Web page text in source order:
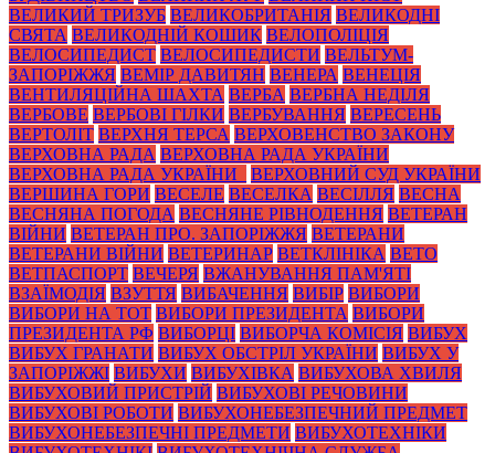
ВЕЛИКИЙ ТРИЗУБ ВЕЛИКОБРИТАНІЯ ВЕЛИКОДНІ
СВЯТА ВЕЛИКОДНІЙ КОШИК ВЕЛОПОЛІЦІЯ
ВЕЛОСИПЕДИСТ ВЕЛОСИПЕДИСТИ ВЕЛЬТУМ-
ЗАПОРІЖЖЯ ВЕМІР ДАВИТЯН ВЕНЕРА ВЕНЕЦІЯ
ВЕНТИЛЯЦІЙНА ШАХТА ВЕРБА ВЕРБНА НЕДІЛЯ
ВЕРБОВЕ ВЕРБОВІ ГІЛКИ ВЕРБУВАННЯ ВЕРЕСЕНЬ
ВЕРТОЛІТ ВЕРХНЯ ТЕРСА ВЕРХОВЕНСТВО ЗАКОНУ
ВЕРХОВНА РАДА ВЕРХОВНА РАДА УКРАЇНИ
ВЕРХОВНА РАДА УКРАЇНИ_
ВЕРХОВНИЙ СУД УКРАЇНИ
ВЕРШИНА ГОРИ ВЕСЕЛЕ ВЕСЕЛКА ВЕСІЛЛЯ ВЕСНА
ВЕСНЯНА ПОГОДА ВЕСНЯНЕ РІВНОДЕННЯ ВЕТЕРАН
ВІЙНИ ВЕТЕРАН ПРО. ЗАПОРІЖЖЯ ВЕТЕРАНИ
ВЕТЕРАНИ ВІЙНИ ВЕТЕРИНАР ВЕТКЛІНІКА ВЕТО
ВЕТПАСПОРТ ВЕЧЕРЯ ВЖАНУВАННЯ ПАМ'ЯТІ
ВЗАЇМОДІЯ ВЗУТТЯ ВИБАЧЕННЯ ВИБІР ВИБОРИ
ВИБОРИ НА ТОТ ВИБОРИ ПРЕЗИДЕНТА ВИБОРИ
ПРЕЗИДЕНТА РФ ВИБОРЦІ ВИБОРЧА КОМІСІЯ ВИБУХ
ВИБУХ ГРАНАТИ ВИБУХ ОБСТРІЛ УКРАЇНИ ВИБУХ У
ЗАПОРІЖЖІ ВИБУХИ ВИБУХІВКА ВИБУХОВА ХВИЛЯ
ВИБУХОВИЙ ПРИСТРІЙ ВИБУХОВІ РЕЧОВИНИ
ВИБУХОВІ РОБОТИ ВИБУХОНЕБЕЗПЕЧНИЙ ПРЕДМЕТ
ВИБУХОНЕБЕЗПЕЧНІ ПРЕДМЕТИ ВИБУХОТЕХНІКИ